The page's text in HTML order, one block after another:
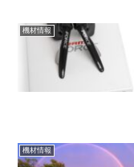
機材情報
機材情報